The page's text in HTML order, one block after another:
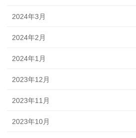
2024年3月
2024年2月
2024年1月
2023年12月
2023年11月
2023年10月